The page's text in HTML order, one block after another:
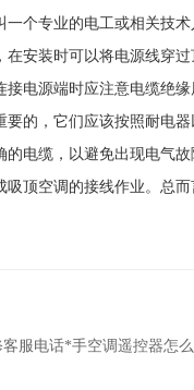
个专业的电工或相关技
在安装时可以将电源线穿
电源端时应注意电缆绝
的，它们应该按照耐电
的电缆，以避免出现电气
顶空调的接线作业。总
调遥控器怎么使用-手空调遥控器保养方法